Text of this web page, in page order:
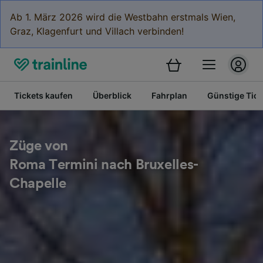
Ab 1. März 2026 wird die Westbahn erstmals Wien,
Graz, Klagenfurt und Villach verbinden!
Tickets kaufen Überblick Fahrplan Günstige
Züge von
Roma Termini nach Bruxelles-
Chapelle